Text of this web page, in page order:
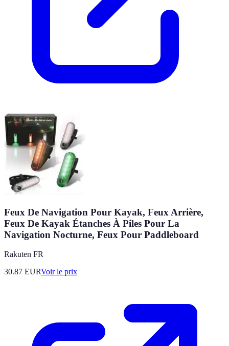
Feux De Navigation Pour Kayak, Feux Arrière,
Feux De Kayak Étanches À Piles Pour La
Navigation Nocturne, Feux Pour Paddleboard
Rakuten FR
30.87 EURVoir le prix